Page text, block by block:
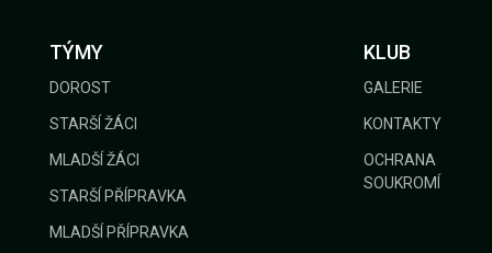
TÝMY
DOROST
STARŠÍ ŽÁCI
MLADŠÍ ŽÁCI
STARŠÍ PŘÍPRAVKA
MLADŠÍ PŘÍPRAVKA
KLUB
GALERIE
KONTAKTY
OCHRANA
SOUKROMÍ